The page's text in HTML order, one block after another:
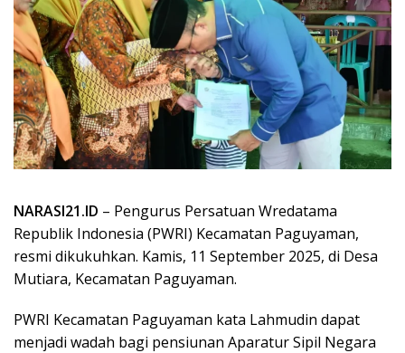
NARASI21.ID – Pengurus Persatuan Wredatama
Republik Indonesia (PWRI) Kecamatan Paguyaman,
resmi dikukuhkan. Kamis, 11 September 2025, di Desa
Mutiara, Kecamatan Paguyaman.
PWRI Kecamatan Paguyaman kata Lahmudin dapat
menjadi wadah bagi pensiunan Aparatur Sipil Negara